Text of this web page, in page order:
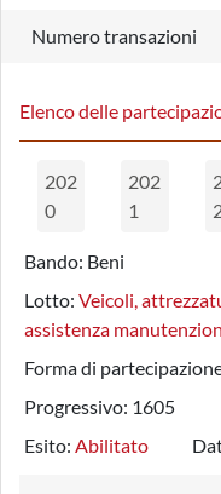
Numero transazioni
Elenco delle
202
0
202
1
Bando: Beni
Lotto: Veicoli,
assistenza
Forma di
Progressivo: 1605
Esito: Abilitato